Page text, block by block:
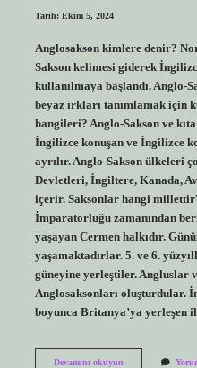
Tarih: Ekim 5, 2024
Anglosakson kimlere denir?
Sakson kelimesi giderek
kullanılmaya başlandı. Anglo-
beyaz ırkları tanımlamak için
hangileri? Anglo-Sakson ve
İngilizce konuşan ve İngilizce
ayrılır. Anglo-Sakson ülkeleri
Devletleri, İngiltere, Kanada,
içerir. Saksonlar hangi
İmparatorluğu zamanından
yaşayan Cermen halkıdır.
yaşamaktadırlar. 5. ve 6.
güneyine yerleştiler. Angluslar
Anglosaksonları oluşturdular.
boyunca Britanya’ya yerleşen
Devamını okuyunAmerikalılar